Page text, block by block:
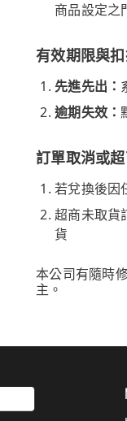
商品設定之
有效期限與
先進先出：
逾期失效：
訂單取消或
若兌換後因
超商未取貨
貨
本公司有隨時
主。